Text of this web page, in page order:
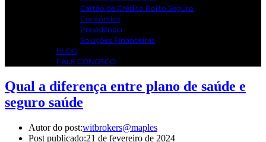
Cartão de Crédito Porto Seguro
Consórcios
Previdência
Soluções Financeiras
BLOG
FALE CONOSCO
Qual a diferença entre plano de saúde e
seguro saúde
Autor do post:witbrokers@maples
Post publicado:21 de fevereiro de 2024